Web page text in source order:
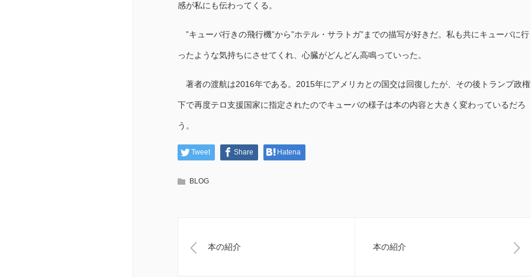
感が私にも伝わってくる。
”キューバ行きの飛行機”から”ホテル・サラトガ”までの描写が好きだ。私も共にキューバに行
ったような気持ちにさせてくれ、心臓がどんどん高鳴っていった。
著者の渡航は2016年である。2015年にアメリカとの国交は回復したが、その後トランプ政権
下で再度テロ支援国家に指定されたのでキューバの様子は本の内容と大きく変わっているだろ
う。
Tweet Share Hatena
BLOG
本の紹介 本の紹介